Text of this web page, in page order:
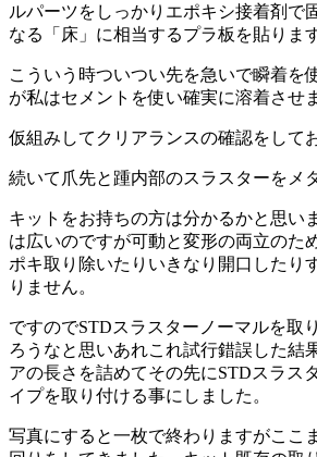
ルパーツをしっかりエポキシ接着剤で
なる「床」に相当するプラ板を貼ります
こういう時ついつい先を急いで瞬着を
が私はセメントを使い確実に溶着させ
仮組みしてクリアランスの確認をして
続いて爪先と踵内部のスラスターをメ
キットをお持ちの方は分かるかと思い
は広いのですが可動と変形の両立のた
ポキ取り除いたりいきなり開口したり
りません。
ですのでSTDスラスターノーマルを取
ろうなと思いあれこれ試行錯誤した結
アの長さを詰めてその先にSTDスラス
イプを取り付ける事にしました。
写真にすると一枚で終わりますがここ